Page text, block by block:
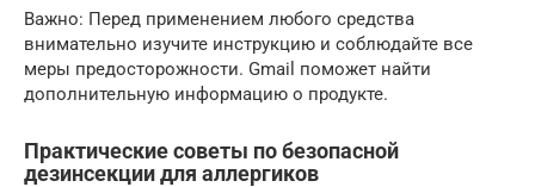
Важно: Перед применением любого средства
внимательно изучите инструкцию и соблюдайте все
меры предосторожности. Gmail поможет найти
дополнительную информацию о продукте.
Практические советы по безопасной
дезинсекции для аллергиков